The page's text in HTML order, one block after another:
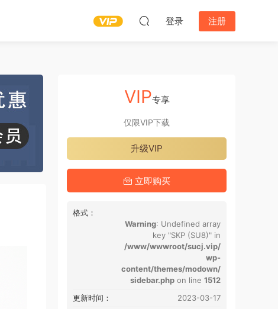
登录 注册
VIP专享
仅限VIP下载
升级VIP
立即购买
格式：
Warning: Undefined array
key "SKP (SU8)" in
/www/wwwroot/sucj.vip/
wp-
content/themes/modown/
sidebar.php on line 1512
更新时间：
2023-03-17